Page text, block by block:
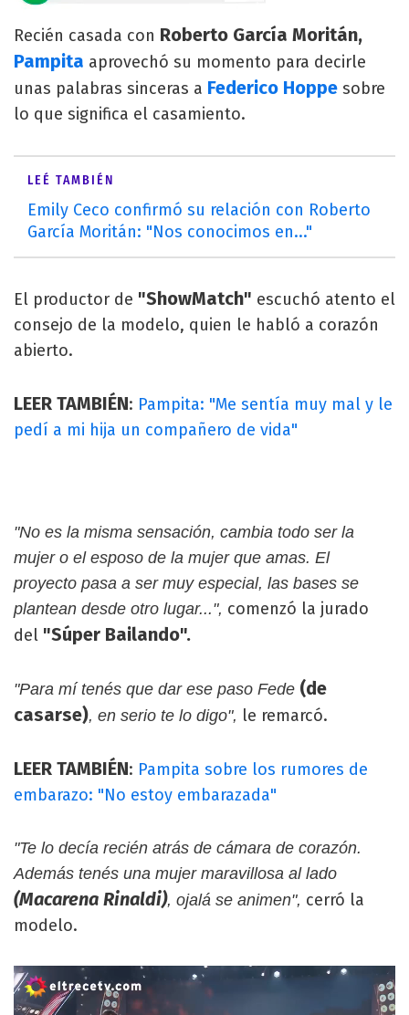
Recién casada con Roberto García Moritán,
Pampita aprovechó su momento para decirle
unas palabras sinceras a Federico Hoppe sobre
lo que significa el casamiento.
LEÉ TAMBIÉN
Emily Ceco confirmó su relación con Roberto
García Moritán: "Nos conocimos en..."
El productor de "ShowMatch" escuchó atento el
consejo de la modelo, quien le habló a corazón
abierto.
LEER TAMBIÉN: Pampita: "Me sentía muy mal y le
pedí a mi hija un compañero de vida"
"No es la misma sensación, cambia todo ser la
mujer o el esposo de la mujer que amas. El
proyecto pasa a ser muy especial, las bases se
plantean desde otro lugar...", comenzó la jurado
del "Súper Bailando".
"Para mí tenés que dar ese paso Fede (de
casarse), en serio te lo digo", le remarcó.
LEER TAMBIÉN: Pampita sobre los rumores de
embarazo: "No estoy embarazada"
"Te lo decía recién atrás de cámara de corazón.
Además tenés una mujer maravillosa al lado
(Macarena Rinaldi), ojalá se animen", cerró la
modelo.